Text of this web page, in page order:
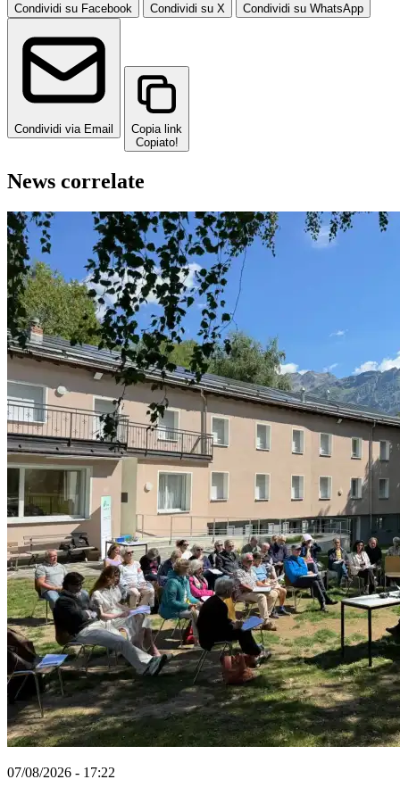
Condividi su Facebook Condividi su X Condividi su WhatsApp
Condividi via Email
Copia link
Copiato!
News correlate
07/08/2026 - 17:22